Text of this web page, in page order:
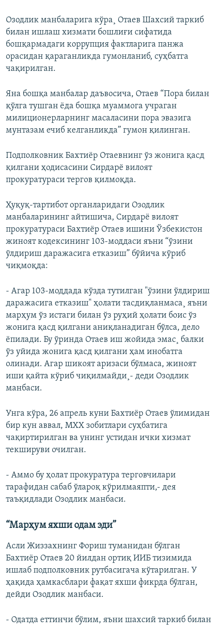
Озодлик манбаларига кўра¸ Отаев Шахсий таркиб
билан ишлаш хизмати бошлиғи сифатида
бошқармадаги коррупция фактларига панжа
орасидан қараганликда гумонланиб, суҳбатга
чақирилган.
Яна бошқа манбалар даъвосича, Отаев “Пора билан
қўлга тушган ëда бошқа муаммога учраган
милиционерларнинг масаласини пора эвазига
мунтазам ечиб келганликда” гумон қилинган.
Подполковник Бахтиëр Отаевнинг ўз жонига қасд
қилгани ҳодисасини Сирдарë вилоят
прокуратураси тергов қилмоқда.
Ҳуқуқ-тартибот органларидаги Озодлик
манбаларининг айтишича, Сирдарë вилоят
прокуратураси Бахтиëр Отаев ишини Ўзбекистон
жиноят кодексининг 103-моддаси яъни “ўзини
ўлдириш даражасига етказиш” бўйича кўриб
чиқмоқда:
- Агар 103-моддада кўзда тутилган "ўзини ўлдириш
даражасига етказиш" ҳолати тасдиқланмаса¸ яъни
марҳум ўз истаги билан ўз руҳий ҳолати боис ўз
жонига қасд қилгани аниқланадиган бўлса, дело
ëпилади. Бу ўринда Отаев иш жойида эмас¸ балки
ўз уйида жонига қасд қилгани ҳам инобатга
олинади. Агар шикоят аризаси бўлмаса, жиноят
иши қайта кўриб чиқилмайди¸- деди Озодлик
манбаси.
Унга кўра, 26 апрель куни Бахтиëр Отаев ўлимидан
бир кун аввал, МХХ зобитлари суҳбатига
чақиртирилган ва унинг устидан ички хизмат
текшируви очилган.
- Аммо бу ҳолат прокуратура терговчилари
тарафидан сабаб ўлароқ кўрилмаяпти,- дея
таъқидлади Озодлик манбаси.
“Марҳум яхши одам эди”
Асли Жиззахнинг Фориш туманидан бўлган
Бахтиëр Отаев 20 йилдан ортиқ ИИБ тизимида
ишлаб подполковник рутбасигача кўтарилган. У
ҳақида ҳамкасблари фақат яхши фикрда бўлган,
дейди Озодлик манбаси.
- Одатда еттинчи бўлим, яъни шахсий таркиб билан